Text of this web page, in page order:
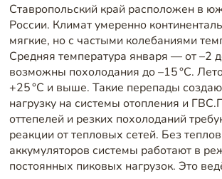
Ставропольский край расположен в
России. Климат умеренно
мягкие, но с частыми колебаниями
Средняя температура января — от –2
возможны похолодания до –15 °C.
+25 °C и выше. Такие перепады
нагрузку на системы отопления и
оттепелей и резких похолоданий
реакции от тепловых сетей. Без
аккумуляторов системы работают в
постоянных пиковых нагрузок. Это